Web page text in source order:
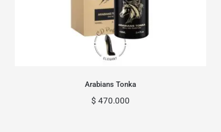
Arabians Tonka
$ 470.000